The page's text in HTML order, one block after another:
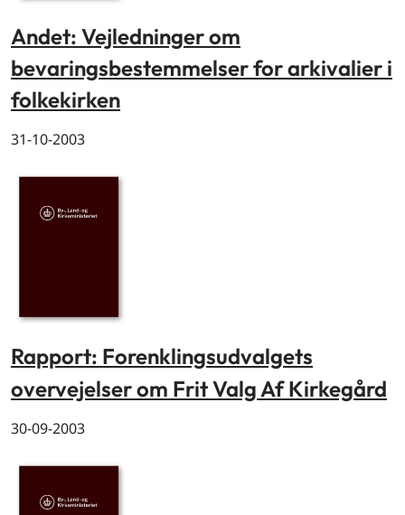
Andet: Vejledninger om
bevaringsbestemmelser for arkivalier i
folkekirken
31-10-2003
Rapport: Forenklingsudvalgets
overvejelser om Frit Valg Af Kirkegård
30-09-2003